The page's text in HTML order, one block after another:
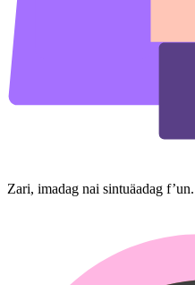
Zari, imadag nai sintuäadag f’un.